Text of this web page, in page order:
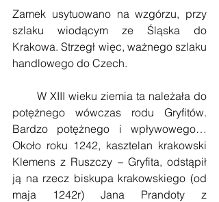
Zamek usytuowano na wzgórzu, przy
szlaku wiodącym ze Śląska do
Krakowa. Strzegł więc, ważnego szlaku
handlowego do Czech.
W XIII wieku ziemia ta należała do
potężnego wówczas rodu Gryfitów.
Bardzo potężnego i wpływowego…
Około roku 1242, kasztelan krakowski
Klemens z Ruszczy – Gryfita, odstąpił
ją na rzecz biskupa krakowskiego (od
maja 1242r) Jana Prandoty z